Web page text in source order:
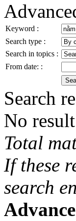
Keyword :
Search type :
Search in topics :
From date: :
Search
No
Total
If these
search